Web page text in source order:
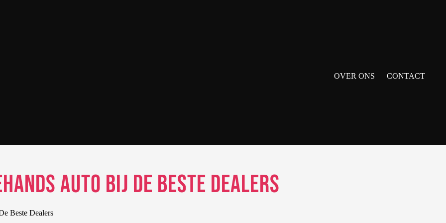
OVER ONS CONTACT
Auto bij De Beste Dealers
Beste Dealers